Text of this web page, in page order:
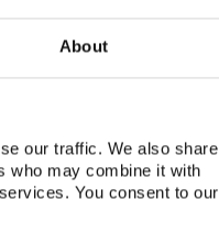
About
our traffic. We also share
who may combine it with
You consent to our